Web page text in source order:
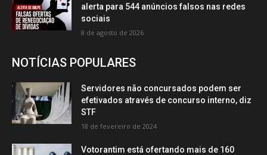
alerta para 544 anúncios falsos nas redes
sociais
8 de agosto de 2026
NOTÍCIAS POPULARES
Servidores não concursados podem ser
efetivados através de concurso interno, diz
STF
18 de fevereiro de 2024
Votorantim está ofertando mais de 160